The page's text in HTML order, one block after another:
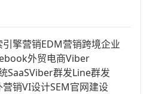
引擎营销EDM营销跨境企业
外贸电商Viber
SaaSViber群发Line群发
营销VI设计SEM官网建设